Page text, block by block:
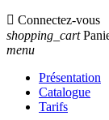
 Connectez-vous
shopping_cart
menu
Présentation
Catalogue
Tarifs